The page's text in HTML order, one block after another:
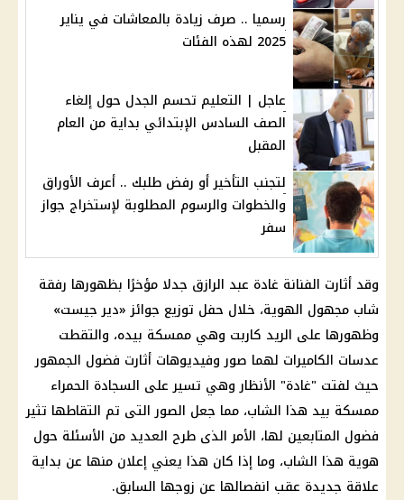
رسميا .. صرف زيادة بالمعاشات في يناير
2025 لهذه الفئات
عاجل | التعليم تحسم الجدل حول إلغاء
الصف السادس الإبتدائي بداية من العام
المقبل
لتجنب التأخير أو رفض طلبك .. أعرف الأوراق
والخطوات والرسوم المطلوبة لإستخراج جواز
سفر
وقد أثارت الفنانة غادة عبد الرازق جدلا مؤخرًا بظهورها رفقة
شاب مجهول الهوية، خلال حفل توزيع جوائز«دير جيست»
وظهورها على الريد كاربت وهي ممسكة بيده، والتقطت
عدسات الكاميرات لهما صور وفيديوهات أثارت فضول الجمهور
حيث لفتت "غادة" الأنظار وهي تسير على السجادة الحمراء
ممسكة بيد هذا الشاب، مما جعل الصور التى تم التقاطها تثير
فضول المتابعين لها، الأمر الذى طرح العديد من الأسئلة حول
هوية هذا الشاب، وما إذا كان هذا يعني إعلان منها عن بداية
علاقة جديدة عقب انفصالها عن زوجها السابق.